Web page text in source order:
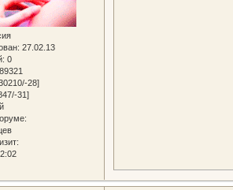
: 27.02.13
0
89321
28]
31]